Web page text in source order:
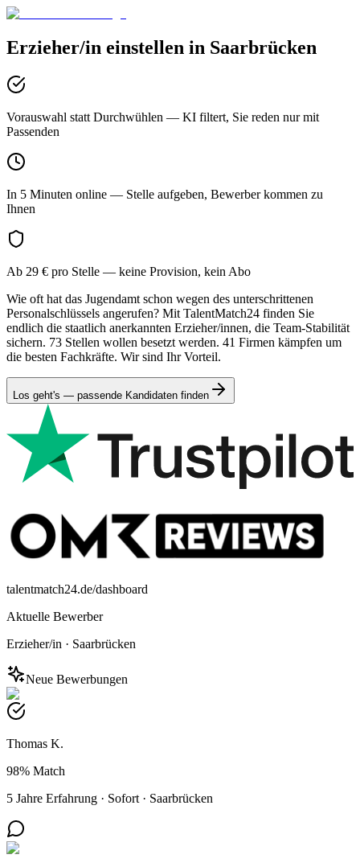
Erzieher/in einstellen in Saarbrücken
Vorauswahl statt Durchwühlen — KI filtert, Sie reden nur mit
Passenden
In 5 Minuten online — Stelle aufgeben, Bewerber kommen zu
Ihnen
Ab 29 € pro Stelle — keine Provision, kein Abo
Wie oft hat das Jugendamt schon wegen des unterschrittenen
Personalschlüssels angerufen? Mit TalentMatch24 finden Sie
endlich die staatlich anerkannten Erzieher/innen, die Team-Stabilität
sichern. 73 Stellen wollen besetzt werden. 41 Firmen kämpfen um
die besten Fachkräfte. Wir sind Ihr Vorteil.
Los geht's — passende Kandidaten finden
talentmatch24.de/dashboard
Aktuelle Bewerber
Erzieher/in · Saarbrücken
Neue Bewerbungen
Thomas K.
98% Match
5 Jahre Erfahrung · Sofort · Saarbrücken